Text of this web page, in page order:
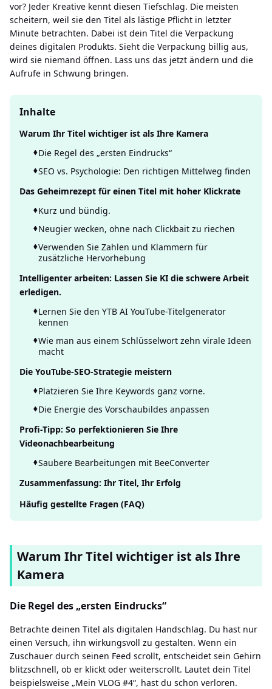
vor? Jeder Kreative kennt diesen Tiefschlag. Die meisten
scheitern, weil sie den Titel als lästige Pflicht in letzter
Minute betrachten. Dabei ist dein Titel die Verpackung
deines digitalen Produkts. Sieht die Verpackung billig aus,
wird sie niemand öffnen. Lass uns das jetzt ändern und die
Aufrufe in Schwung bringen.
Inhalte
Warum Ihr Titel wichtiger ist als Ihre Kamera
Die Regel des „ersten Eindrucks“
SEO vs. Psychologie: Den richtigen Mittelweg finden
Das Geheimrezept für einen Titel mit hoher Klickrate
Kurz und bündig.
Neugier wecken, ohne nach Clickbait zu riechen
Verwenden Sie Zahlen und Klammern für
zusätzliche Hervorhebung
Intelligenter arbeiten: Lassen Sie KI die schwere Arbeit
erledigen.
Lernen Sie den YTB AI YouTube-Titelgenerator
kennen
Wie man aus einem Schlüsselwort zehn virale Ideen
macht
Die YouTube-SEO-Strategie meistern
Platzieren Sie Ihre Keywords ganz vorne.
Die Energie des Vorschaubildes anpassen
Profi-Tipp: So perfektionieren Sie Ihre
Videonachbearbeitung
Saubere Bearbeitungen mit BeeConverter
Zusammenfassung: Ihr Titel, Ihr Erfolg
Häufig gestellte Fragen (FAQ)
Warum Ihr Titel wichtiger ist als Ihre
Kamera
Die Regel des „ersten Eindrucks“
Betrachte deinen Titel als digitalen Handschlag. Du hast nur
einen Versuch, ihn wirkungsvoll zu gestalten. Wenn ein
Zuschauer durch seinen Feed scrollt, entscheidet sein Gehirn
blitzschnell, ob er klickt oder weiterscrollt. Lautet dein Titel
beispielsweise „Mein VLOG #4“, hast du schon verloren.